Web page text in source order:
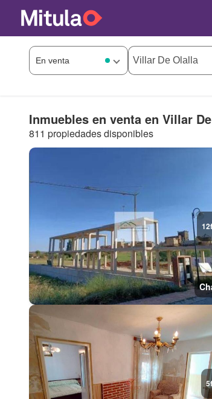
Inmuebles en venta en Villar
811 propiedades disponibles
12
5